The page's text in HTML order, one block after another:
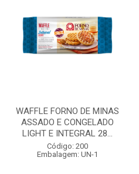
WAFFLE FORNO DE MINAS
ASSADO E CONGELADO
LIGHT E INTEGRAL 28...
Código: 200
Embalagem: UN-1